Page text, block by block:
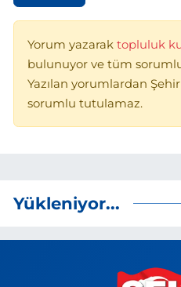
Yorum yazarak topluluk
bulunuyor ve tüm
Yazılan yorumlardan
sorumlu tutulamaz.
Yükleniyor...